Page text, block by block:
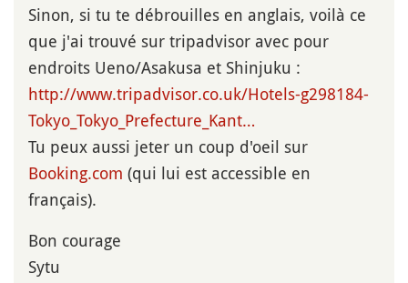
Sinon, si tu te débrouilles en anglais, voilà ce
que j'ai trouvé sur tripadvisor avec pour
endroits Ueno/Asakusa et Shinjuku :
http://www.tripadvisor.co.uk/Hotels-g298184-
Tokyo_Tokyo_Prefecture_Kant…
Tu peux aussi jeter un coup d'oeil sur
Booking.com (qui lui est accessible en
français).
Bon courage
Sytu